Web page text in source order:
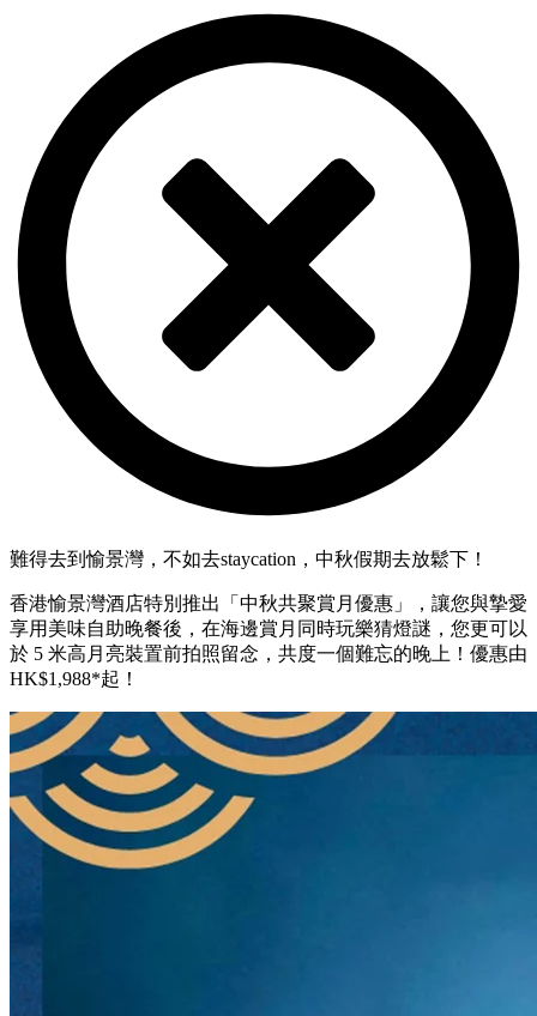
難得去到愉景灣，不如去staycation，中秋假期去放鬆下！
香港愉景灣酒店特別推出「中秋共聚賞月優惠」，讓您與摯愛
享用美味自助晚餐後，在海邊賞月同時玩樂猜燈謎，您更可以
於 5 米高月亮裝置前拍照留念，共度一個難忘的晚上！優惠由
HK$1,988*起！